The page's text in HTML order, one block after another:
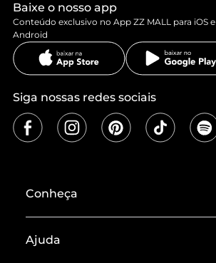
Baixe o nosso app
Conteúdo exclusivo no App ZZ MALL para iOS e
Android
Siga nossas redes sociais
Conheça
Termos de Uso
Ajuda